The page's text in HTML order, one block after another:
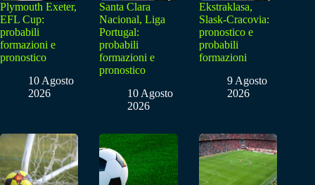
Plymouth Exeter,
EFL Cup:
probabili
formazioni e
pronostico
10 Agosto
2026
Santa Clara
Nacional, Liga
Portugal:
probabili
formazioni e
pronostico
10 Agosto
2026
Ekstraklasa,
Slask-Cracovia:
pronostico e
probabili
formazioni
9 Agosto
2026